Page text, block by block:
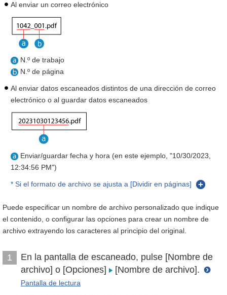
Al enviar un correo electrónico
N.º de trabajo
N.º de página
Al enviar datos escaneados distintos de una dirección de correo
electrónico o al guardar datos escaneados
Enviar/guardar fecha y hora (en este ejemplo, "10/30/2023,
12:34:56 PM")
* Si el formato de archivo se ajusta a [Dividir en páginas]
Puede especificar un nombre de archivo personalizado que indique
el contenido, o configurar las opciones para crear un nombre de
archivo extrayendo los caracteres al principio del original.
1
En la pantalla de escaneado, pulse [Nombre de
archivo] o [Opciones]
[Nombre de archivo].
Pantalla de lectura